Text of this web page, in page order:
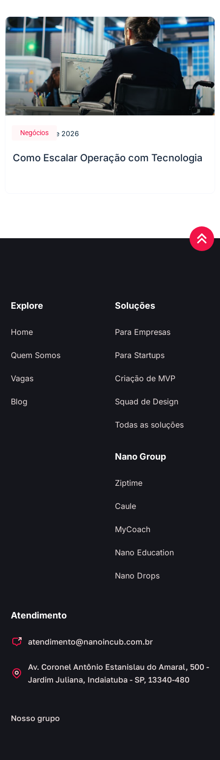
Negócios
Como Escalar Operação com Tecnologia
28 de maio de 2026
Explore
Home
Quem Somos
Vagas
Blog
Soluções
Para Empresas
Para Startups
Criação de MVP
Squad de Design
Todas as soluções
Nano Group
Ziptime
Caule
MyCoach
Nano Education
Nano Drops
Atendimento
atendimento@nanoincub.com.br
Av. Coronel Antônio Estanislau do Amaral, 500 -
Jardim Juliana, Indaiatuba - SP, 13340-480
Nosso grupo